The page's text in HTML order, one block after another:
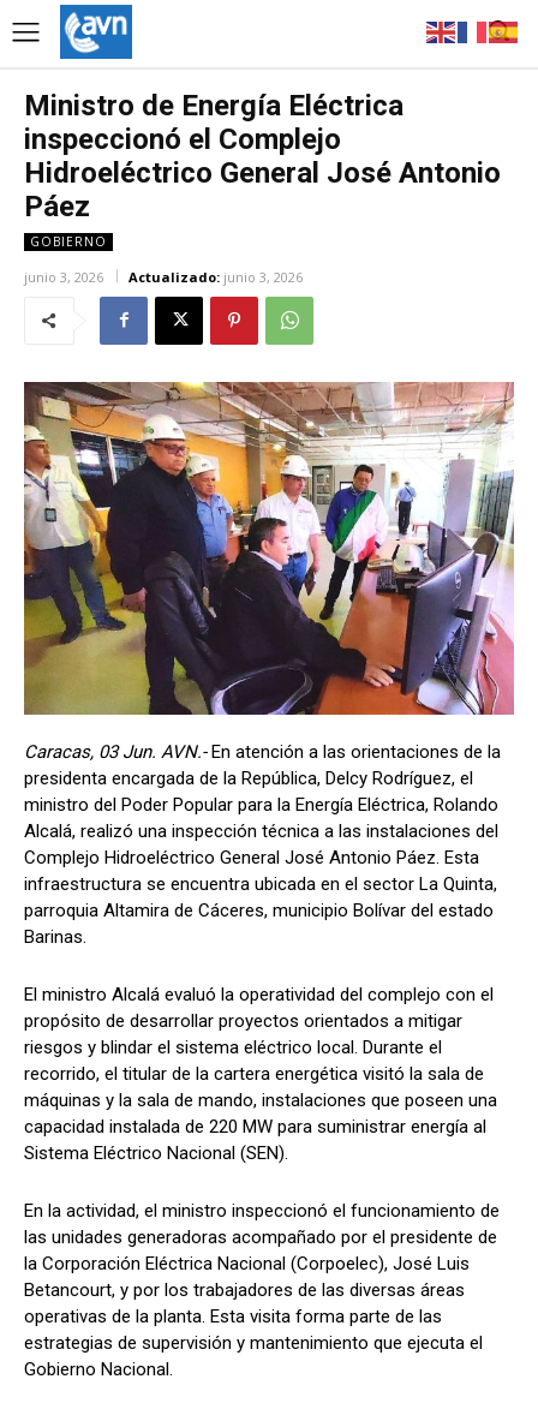
Ministro de Energía Eléctrica
inspeccionó el Complejo
Hidroeléctrico General José Antonio
Páez
GOBIERNO
junio 3, 2026 Actualizado: junio 3, 2026
Caracas, 03 Jun. AVN.- En atención a las orientaciones de la
presidenta encargada de la República, Delcy Rodríguez, el
ministro del Poder Popular para la Energía Eléctrica, Rolando
Alcalá, realizó una inspección técnica a las instalaciones del
Complejo Hidroeléctrico General José Antonio Páez. Esta
infraestructura se encuentra ubicada en el sector La Quinta,
parroquia Altamira de Cáceres, municipio Bolívar del estado
Barinas.
El ministro Alcalá evaluó la operatividad del complejo con el
propósito de desarrollar proyectos orientados a mitigar
riesgos y blindar el sistema eléctrico local. Durante el
recorrido, el titular de la cartera energética visitó la sala de
máquinas y la sala de mando, instalaciones que poseen una
capacidad instalada de 220 MW para suministrar energía al
Sistema Eléctrico Nacional (SEN).
En la actividad, el ministro inspeccionó el funcionamiento de
las unidades generadoras acompañado por el presidente de
la Corporación Eléctrica Nacional (Corpoelec), José Luis
Betancourt, y por los trabajadores de las diversas áreas
operativas de la planta. Esta visita forma parte de las
estrategias de supervisión y mantenimiento que ejecuta el
Gobierno Nacional.